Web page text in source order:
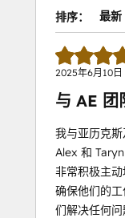
排序： 最新
2025年6月10日
与 AE 团
我与亚历克
Alex 和
非常积极主
确保他们的
们解决任何